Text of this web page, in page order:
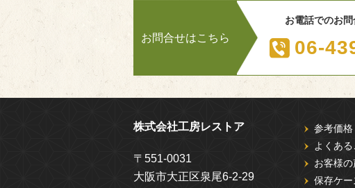
お問合せはこちら
お電話でのお
06-
株式会社工房レストア
〒551-0031
大阪市大正区泉尾6-2-29
参考価格
よくある
お客様の
保存ケー